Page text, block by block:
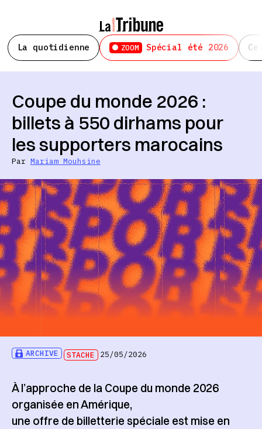
La quotidienne ZOOM Spécial été 2026
ARCHIVE STACHE 25/05/2026
Coupe du monde 2026 :
billets à 550 dirhams pour
les supporters marocains
Par Mariam Mouhsine
À l’approche de la Coupe du monde 2026
organisée en Amérique,
une offre de billetterie spéciale est mise en